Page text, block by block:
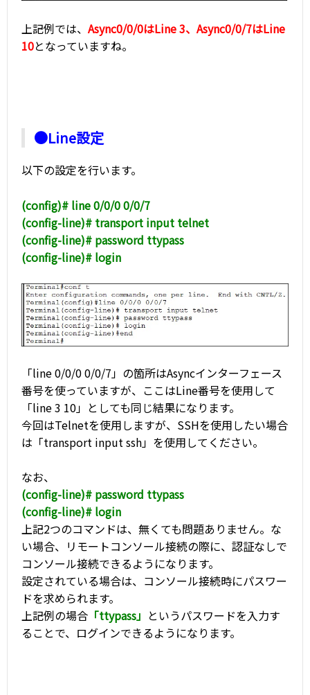
上記例では、 Async0/0/0はLine 3、Async0/0/7はLine
10となっていますね。
●Line設定
以下の設定を行います。
(config)# line 0/0/0 0/0/7
(config-line)# transport input telnet
(config-line)# password ttypass
(config-line)# login
「line 0/0/0 0/0/7」の箇所はAsyncインターフェース
番号を使っていますが、ここはLine番号を使用して
「line 3 10」としても同じ結果になります。
今回はTelnetを使用しますが、SSHを使用したい場合
は「transport input ssh」を使用してください。
なお、
(config-line)# password ttypass
(config-line)# login
上記2つのコマンドは、無くても問題ありません。な
い場合、リモートコンソール接続の際に、認証なしで
コンソール接続できるようになります。
設定されている場合は、コンソール接続時にパスワー
ドを求められます。
上記例の場合 「ttypass」 というパスワードを入力す
ることで、ログインできるようになります。